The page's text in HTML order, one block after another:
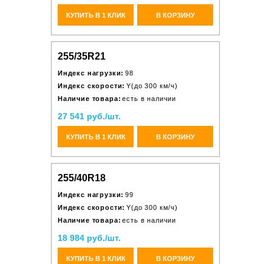
КУПИТЬ В 1 КЛИК В КОРЗИНУ
255/35R21
Индекс нагрузки: 98
Индекс скорости: Y(до 300 км/ч)
Наличие товара: есть в наличии
27 541 руб./шт.
КУПИТЬ В 1 КЛИК В КОРЗИНУ
255/40R18
Индекс нагрузки: 99
Индекс скорости: Y(до 300 км/ч)
Наличие товара: есть в наличии
18 984 руб./шт.
КУПИТЬ В 1 КЛИК В КОРЗИНУ